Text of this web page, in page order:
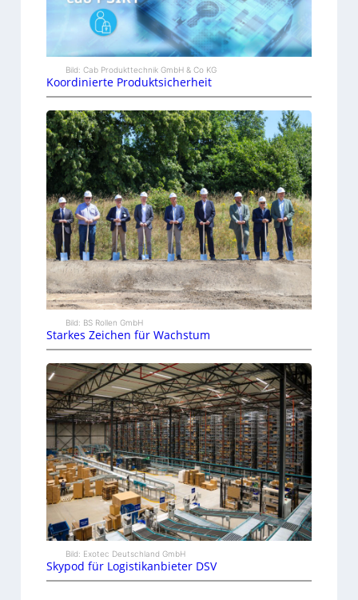
Bild: Cab Produkttechnik GmbH & Co KG
Koordinierte Produktsicherheit
Bild: BS Rollen GmbH
Starkes Zeichen für Wachstum
Bild: Exotec Deutschland GmbH
Skypod für Logistikanbieter DSV